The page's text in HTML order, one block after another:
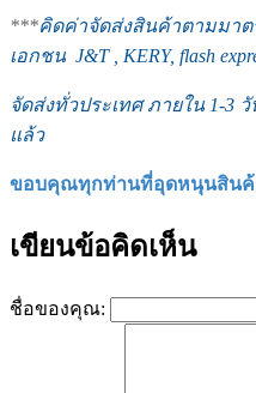
***คิดค่าจัดส่งสินค้าตามมา
เอกชน J&T , KERY, flash
จัดส่งทั่วประเทศ ภายใน 1-3
แล้ว
ขอบคุณทุกท่านที่อุดหนุนสินค้
เขียนข้อคิดเห็น
ชื่อของคุณ: